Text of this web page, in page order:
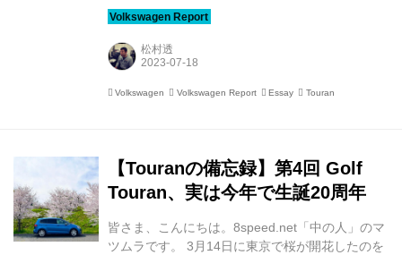
してしまいました。 「便りがないのは良い便り」
などと言いますが（言い訳）、淡々と距離を伸ば
していた我が「備忘録号」に悲劇が。 取材のた
め、備忘録号で出撃したある雨の日、一般道を走
衝撃音が。 衝撃音ですぐに飛び石だと気づいたの
や、助手席側の下部のあたりに放射状のヒビが
（泣）。 どうやら対向車から来たダンプカー...
松村透
Volkswagen Volkswagen Report Essay Touran
【Touranの備忘録】第4回 Golf
Touran、実は今年で生誕20周年
皆さま、こんにちは。8speed.net「中の人」のマ
ツムラです。 3月14日に東京で桜が開花したのを